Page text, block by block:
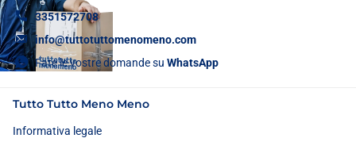
3351572708
info@tuttotuttomenomeno.com
Fate le vostre domande su WhatsApp
Tutto Tutto Meno Meno
Informativa legale